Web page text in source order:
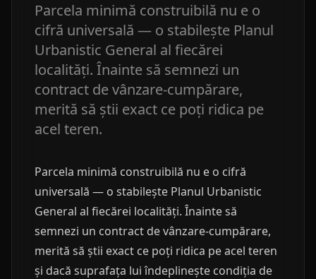
Parcela minimă construibilă nu e o
cifră universală — o stabilește Planul
Urbanistic General al fiecărei
localități. Înainte să semnezi un
contract de vânzare-cumpărare,
merită să știi exact ce poți ridica pe
acel teren.
Parcela minimă construibilă nu e o cifră
universală — o stabilește Planul Urbanistic
General al fiecărei localități. Înainte să
semnezi un contract de vânzare-cumpărare,
merită să știi exact ce poți ridica pe acel teren
și dacă suprafața lui îndeplinește condiția de